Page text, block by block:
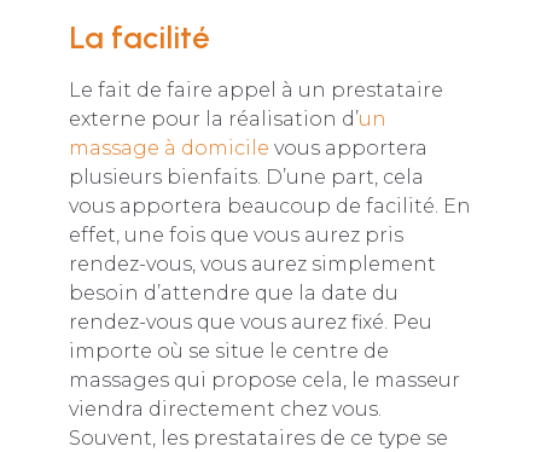
La facilité
Le fait de faire appel à un prestataire
externe pour la réalisation d’un
massage à domicile vous apportera
plusieurs bienfaits. D’une part, cela
vous apportera beaucoup de facilité. En
effet, une fois que vous aurez pris
rendez-vous, vous aurez simplement
besoin d’attendre que la date du
rendez-vous que vous aurez fixé. Peu
importe où se situe le centre de
massages qui propose cela, le masseur
viendra directement chez vous.
Souvent, les prestataires de ce type se